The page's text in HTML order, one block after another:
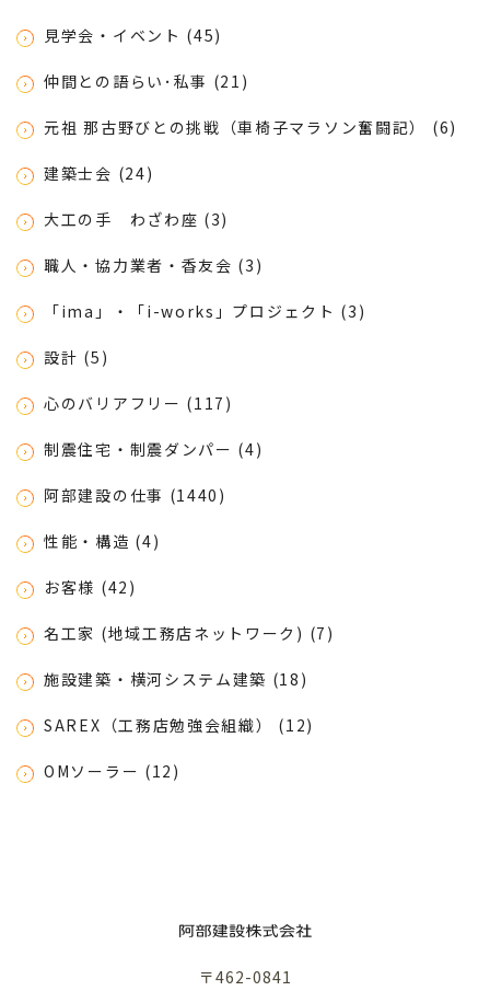
見学会・イベント (45)
仲間との語らい･私事 (21)
元祖 那古野びとの挑戦（車椅子マラソン奮闘記） (6)
建築士会 (24)
大工の手 わざわ座 (3)
職人・協力業者・香友会 (3)
「ima」・「i-works」プロジェクト (3)
設計 (5)
心のバリアフリー (117)
制震住宅・制震ダンパー (4)
阿部建設の仕事 (1440)
性能・構造 (4)
お客様 (42)
名工家 (地域工務店ネットワーク) (7)
施設建築・横河システム建築 (18)
SAREX（工務店勉強会組織） (12)
OMソーラー (12)
〒462-0841